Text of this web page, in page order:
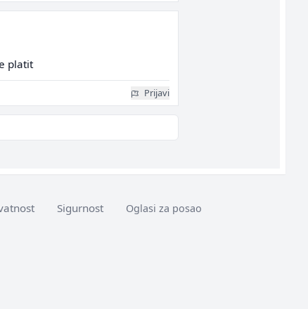
platit
Prijavi
Sigurnost Oglasi za posao